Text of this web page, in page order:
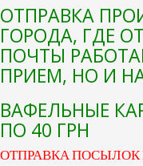
ОТПРАВКА
ГОРОДА, ГДЕ
ПОЧТЫ
ПРИЕМ, НО И
ВАФЕЛЬНЫЕ
ПО 40 ГРН
ОТПРАВКА ПОСЫЛОК